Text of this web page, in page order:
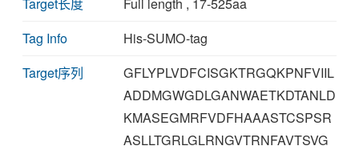
Tag Info
His-SUMO-tag
Target序列
GFLYPLVDFCISGKTRGQKPNFVIIL
ADDMGWGDLGANWAETKDTANLD
KMASEGMRFVDFHAAASTCSPSR
ASLLTGRLGLRNGVTRNFAVTSVG